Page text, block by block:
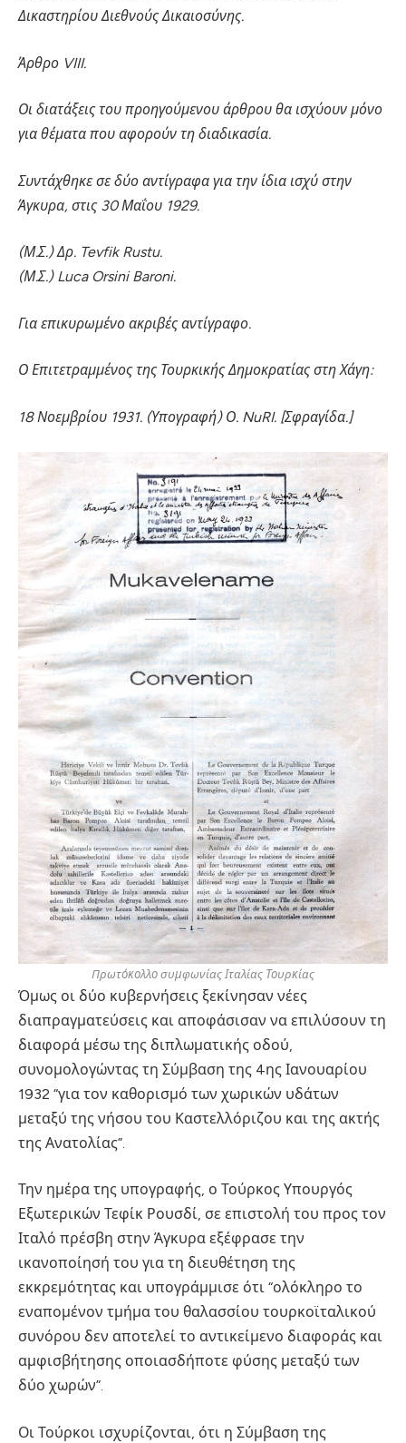
Δικαστηρίου Διεθνούς Δικαιοσύνης.
Άρθρο VIII.
Οι διατάξεις του προηγούμενου άρθρου θα ισχύουν μόνο
για θέματα που αφορούν τη διαδικασία.
Συντάχθηκε σε δύο αντίγραφα για την ίδια ισχύ στην
Άγκυρα, στις 30 Μαΐου 1929.
(Μ.Σ.) Δρ. Tevfik Rustu.
(Μ.Σ.) Luca Orsini Baroni.
Για επικυρωμένο ακριβές αντίγραφο.
Ο Επιτετραμμένος της Τουρκικής Δημοκρατίας στη Χάγη:
18 Νοεμβρίου 1931. (Υπογραφή) Ο. NuRI. [Σφραγίδα.]
Πρωτόκολλο συμφωνίας Ιταλίας Τουρκίας
Όμως οι δύο κυβερνήσεις ξεκίνησαν νέες
διαπραγματεύσεις και αποφάσισαν να επιλύσουν τη
διαφορά μέσω της διπλωματικής οδού,
συνομολογώντας τη Σύμβαση της 4ης Ιανουαρίου
1932 “για τον καθορισμό των χωρικών υδάτων
μεταξύ της νήσου του Καστελλόριζου και της ακτής
της Ανατολίας”.
Την ημέρα της υπογραφής, ο Τούρκος Υπουργός
Εξωτερικών Τεφίκ Ρουσδί, σε επιστολή του προς τον
Ιταλό πρέσβη στην Άγκυρα εξέφρασε την
ικανοποίησή του για τη διευθέτηση της
εκκρεμότητας και υπογράμμισε ότι “ολόκληρο το
εναπομένον τμήμα του θαλασσίου τουρκοϊταλικού
συνόρου δεν αποτελεί το αντικείμενο διαφοράς και
αμφισβήτησης οποιασδήποτε φύσης μεταξύ των
δύο χωρών”.
Οι Τούρκοι ισχυρίζονται, ότι η Σύμβαση της